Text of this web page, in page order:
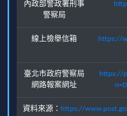
內政部警政署刑事
警察局
線上檢舉信箱
https://
臺北市政府警察局
網路報案網址
https://
資料來源： https://